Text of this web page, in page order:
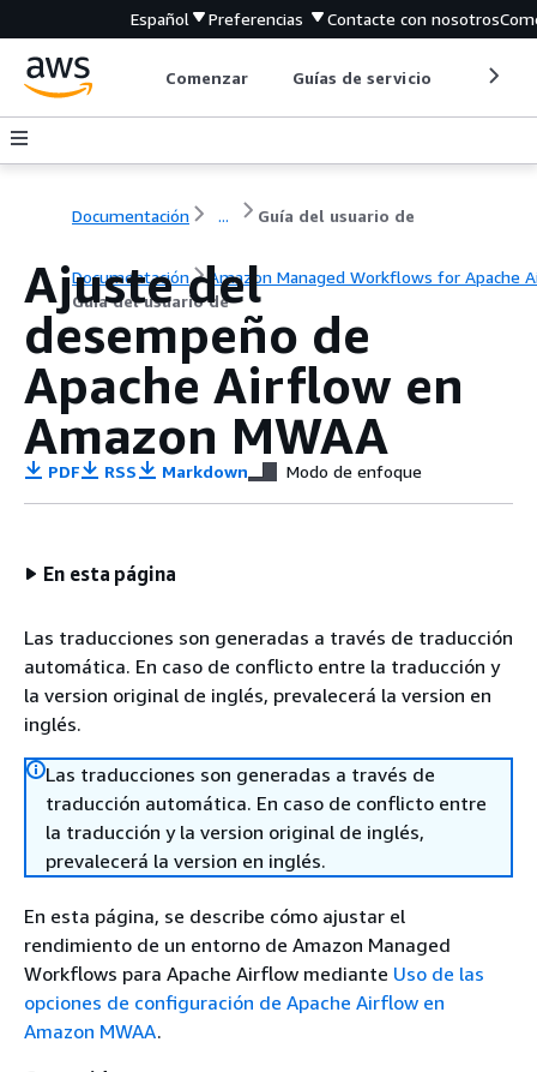
Español Preferencias Contacte con nosotros
Comenzar Guías de servicio
Documentación ... Guía del usuario de
Documentación
Amazon Managed Workflows for Apache
Guía del usuario de
Ajuste del
desempeño de
Apache Airflow en
Amazon MWAA
PDF RSS Markdown Modo de enfoque
En esta página
Las traducciones son generadas a través de traducción
automática. En caso de conflicto entre la traducción y
la version original de inglés, prevalecerá la version en
inglés.
Las traducciones son generadas a través de
traducción automática. En caso de conflicto entre
la traducción y la version original de inglés,
prevalecerá la version en inglés.
En esta página, se describe cómo ajustar el
rendimiento de un entorno de Amazon Managed
Workflows para Apache Airflow mediante Uso de las
opciones de configuración de Apache Airflow en
Amazon MWAA.